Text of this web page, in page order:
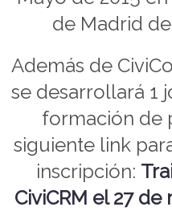
de Madrid
Además de
se desarrollará 1
formación de
siguiente link
inscripción:
CiviCRM el 27